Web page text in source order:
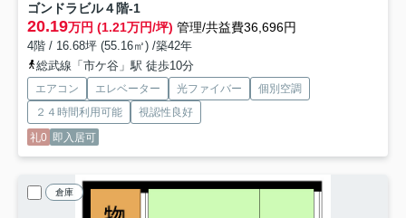
ゴンドラビル４階-1
20.19万円 (1.21万円/坪) 管理/共益費36,696円
4階 / 16.68坪 (55.16㎡) /築42年
総武線「市ケ谷」駅 徒歩10分
エアコン エレベーター 光ファイバー
個別空調
２４時間利用可能
視認性良好
礼0 即入居可
倉庫